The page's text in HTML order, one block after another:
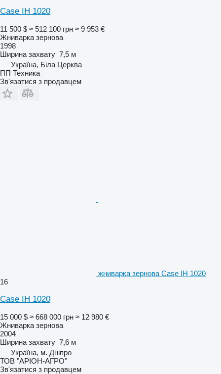
Case IH 1020
11 500 $ ≈ 512 100 грн ≈ 9 953 €
Жниварка зернова
1998
Ширина захвату 7,5 м
Україна, Біла Церква
ПП Техника
Зв'язатися з продавцем
жниварка зернова Case IH 1020
16
Case IH 1020
15 000 $ ≈ 668 000 грн ≈ 12 980 €
Жниварка зернова
2004
Ширина захвату 7,6 м
Україна, м. Дніпро
ТОВ "АРІОН-АГРО"
Зв'язатися з продавцем